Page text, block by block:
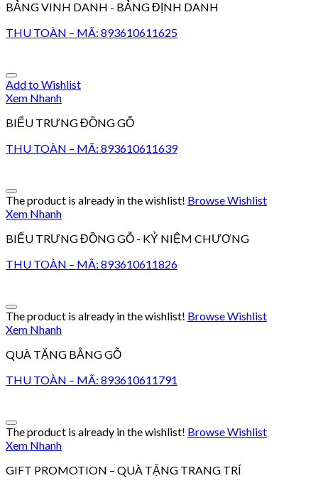
BẢNG VINH DANH - BẢNG ĐỊNH DANH
THU TOÀN – MÃ: 893610611625
Add to Wishlist
Xem Nhanh
BIỂU TRƯNG ĐỒNG GỖ
THU TOÀN – MÃ: 893610611639
The product is already in the wishlist! Browse Wishlist
Xem Nhanh
BIỂU TRƯNG ĐỒNG GỖ - KỶ NIỆM CHƯƠNG
THU TOÀN – MÃ: 893610611826
The product is already in the wishlist! Browse Wishlist
Xem Nhanh
QUÀ TẶNG BẰNG GỖ
THU TOÀN – MÃ: 893610611791
The product is already in the wishlist! Browse Wishlist
Xem Nhanh
GIFT PROMOTION – QUÀ TẶNG TRANG TRÍ